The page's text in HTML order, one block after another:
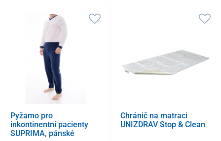
Pyžamo pro
inkontinentní pacienty
SUPRIMA, pánské
Chránič na matraci
UNIZDRAV Stop & Clean